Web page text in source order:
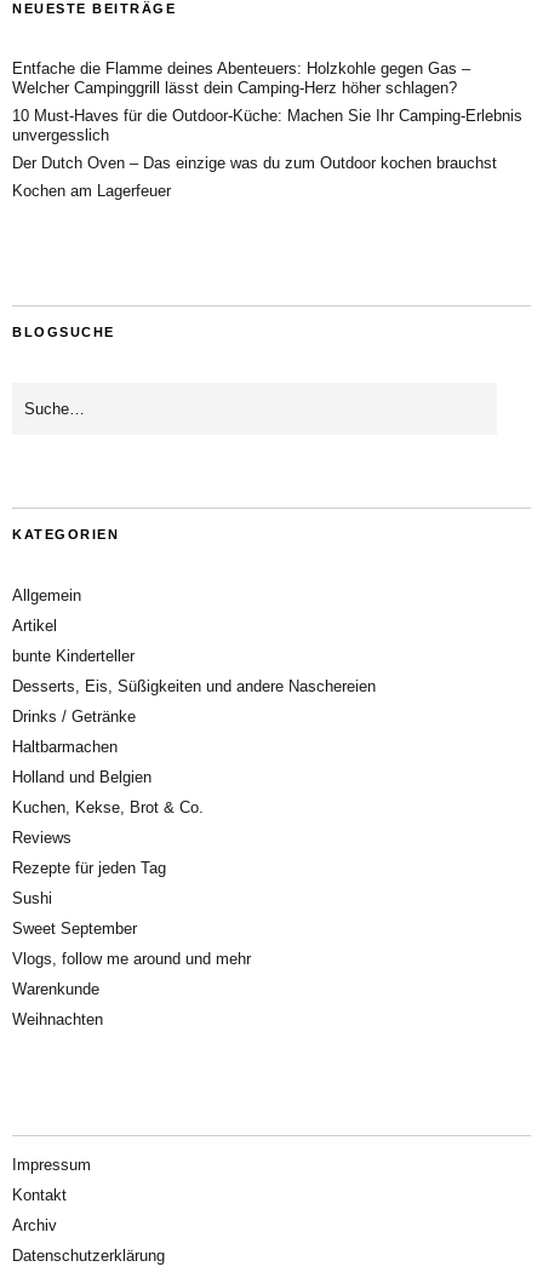
NEUESTE BEITRÄGE
Entfache die Flamme deines Abenteuers: Holzkohle gegen Gas –
Welcher Campinggrill lässt dein Camping-Herz höher schlagen?
10 Must-Haves für die Outdoor-Küche: Machen Sie Ihr Camping-Erlebnis
unvergesslich
Der Dutch Oven – Das einzige was du zum Outdoor kochen brauchst
Kochen am Lagerfeuer
BLOGSUCHE
KATEGORIEN
Allgemein
Artikel
bunte Kinderteller
Desserts, Eis, Süßigkeiten und andere Naschereien
Drinks / Getränke
Haltbarmachen
Holland und Belgien
Kuchen, Kekse, Brot & Co.
Reviews
Rezepte für jeden Tag
Sushi
Sweet September
Vlogs, follow me around und mehr
Warenkunde
Weihnachten
Impressum
Kontakt
Archiv
Datenschutzerklärung